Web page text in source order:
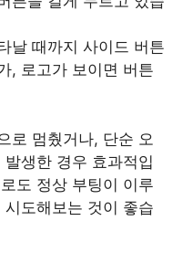
날 때까지 사이드 버튼
, 로고가 보이면 버튼
로 멈췄거나, 단순 오
생한 경우 효과적입
도 정상 부팅이 이루
도해보는 것이 좋습